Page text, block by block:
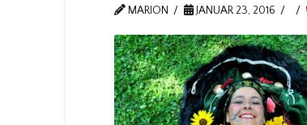
MARION JANUAR 23, 2016